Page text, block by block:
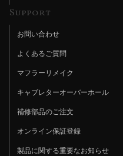
Support
お問い合わせ
よくあるご質問
マフラーリメイク
キャブレターオーバーホール
補修部品のご注文
オンライン保証登録
製品に関する重要なお知らせ